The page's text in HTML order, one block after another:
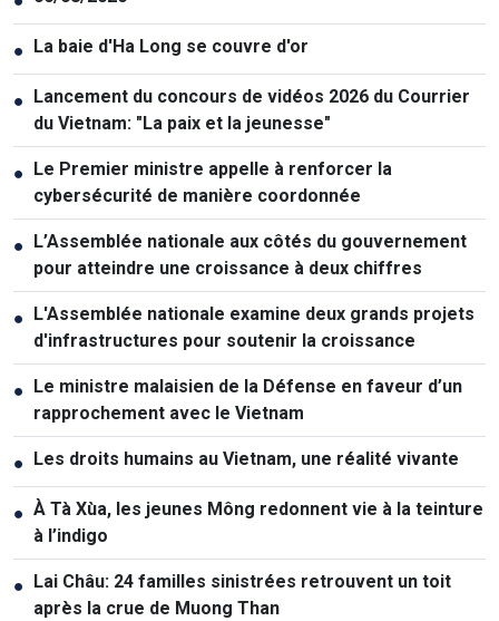
● La baie d'Ha Long se couvre d'or
●
Lancement du concours de vidéos 2026 du Courrier
du Vietnam: "La paix et la jeunesse"
●
Le Premier ministre appelle à renforcer la
cybersécurité de manière coordonnée
●
L’Assemblée nationale aux côtés du gouvernement
pour atteindre une croissance à deux chiffres
●
L'Assemblée nationale examine deux grands projets
d'infrastructures pour soutenir la croissance
●
Le ministre malaisien de la Défense en faveur d’un
rapprochement avec le Vietnam
● Les droits humains au Vietnam, une réalité vivante
● À Tà Xùa, les jeunes Mông redonnent vie à la teinture
à l’indigo
●
Lai Châu: 24 familles sinistrées retrouvent un toit
après la crue de Muong Than